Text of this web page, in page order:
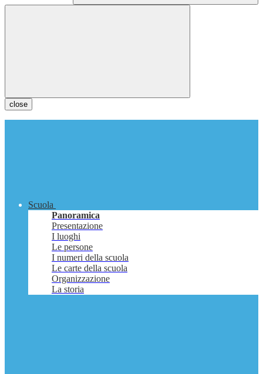
close
Scuola
Panoramica
Presentazione
I luoghi
Le persone
I numeri della scuola
Le carte della scuola
Organizzazione
La storia